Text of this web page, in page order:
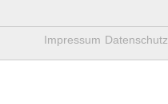
Impressum Datenschutz